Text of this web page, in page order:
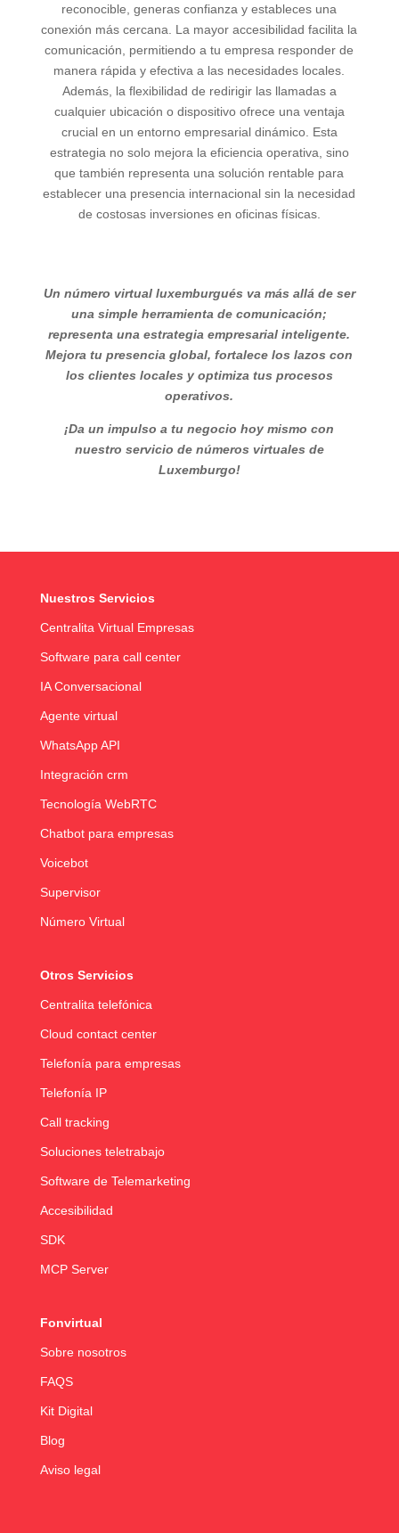
reconocible, generas confianza y estableces una
conexión más cercana. La mayor accesibilidad facilita la
comunicación, permitiendo a tu empresa responder de
manera rápida y efectiva a las necesidades locales.
Además, la flexibilidad de redirigir las llamadas a
cualquier ubicación o dispositivo ofrece una ventaja
crucial en un entorno empresarial dinámico. Esta
estrategia no solo mejora la eficiencia operativa, sino
que también representa una solución rentable para
establecer una presencia internacional sin la necesidad
de costosas inversiones en oficinas físicas.
Un número virtual luxemburgués va más allá de ser
una simple herramienta de comunicación;
representa una estrategia empresarial inteligente.
Mejora tu presencia global, fortalece los lazos con
los clientes locales y optimiza tus procesos
operativos.
¡Da un impulso a tu negocio hoy mismo con
nuestro servicio de números virtuales de
Luxemburgo!
Nuestros Servicios
Centralita Virtual Empresas
Software para call center
IA Conversacional
Agente virtual
WhatsApp API
Integración crm
Tecnología WebRTC
Chatbot para empresas
Voicebot
Supervisor
Número Virtual
Otros Servicios
Centralita telefónica
Cloud contact center
Telefonía para empresas
Telefonía IP
Call tracking
Soluciones teletrabajo
Software de Telemarketing
Accesibilidad
SDK
MCP Server
Fonvirtual
Sobre nosotros
FAQS
Kit Digital
Blog
Aviso legal